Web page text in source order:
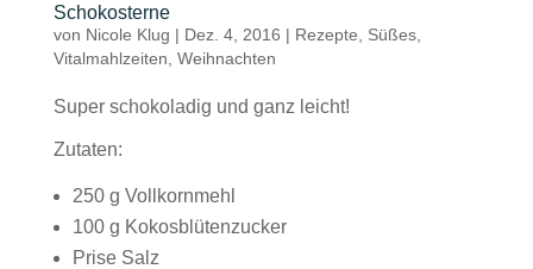
Schokosterne
von Nicole Klug | Dez. 4, 2016 | Rezepte Süßes,
Vitalmahlzeiten Weihnachten
Super schokoladig und ganz leicht!
Zutaten:
250 g Vollkornmehl
100 g Kokosblütenzucker
Prise Salz